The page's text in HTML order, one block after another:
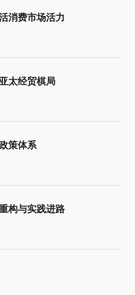
消费市场活力
太经贸棋局
策体系
构与实践进路